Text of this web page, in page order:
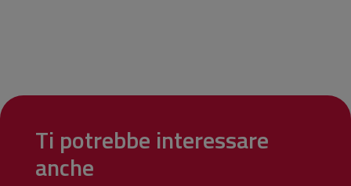
Ti potrebbe interessare
anche